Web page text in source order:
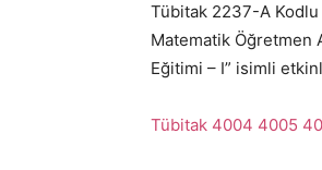
Tübitak 2237-A Kodlu
Matematik Öğretmen
Eğitimi – I” isimli
Tübitak 4004 4005